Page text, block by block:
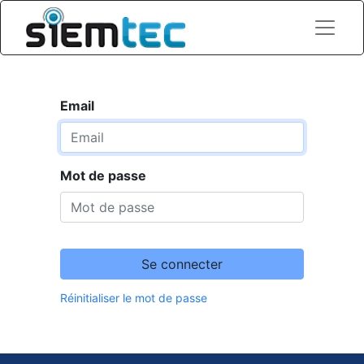
Email
Mot de passe
Se connecter
Réinitialiser le mot de passe